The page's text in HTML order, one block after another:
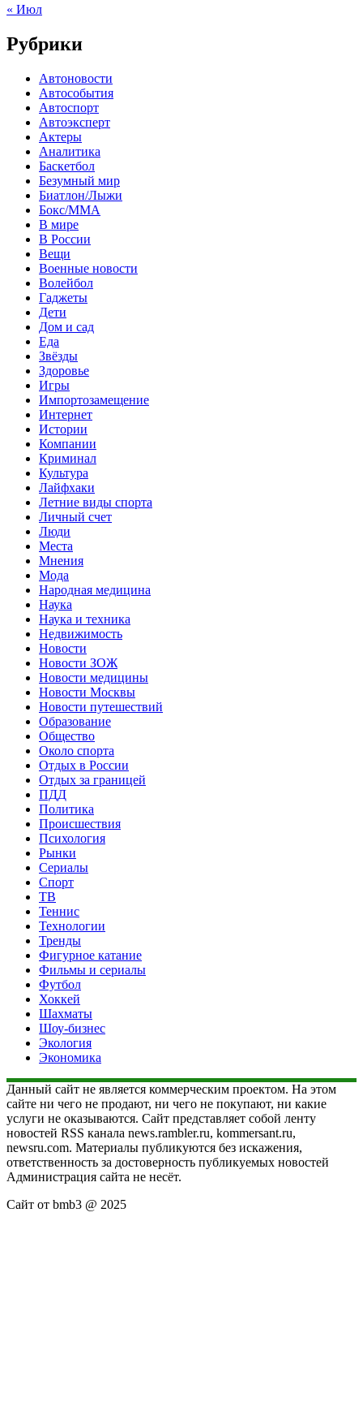
« Июл
Рубрики
Автоновости
Автособытия
Автоспорт
Автоэксперт
Актеры
Аналитика
Баскетбол
Безумный мир
Биатлон/Лыжи
Бокс/MMA
В мире
В России
Вещи
Военные новости
Волейбол
Гаджеты
Дети
Дом и сад
Еда
Звёзды
Здоровье
Игры
Импортозамещение
Интернет
Истории
Компании
Криминал
Культура
Лайфхаки
Летние виды спорта
Личный счет
Люди
Места
Мнения
Мода
Народная медицина
Наука
Наука и техника
Недвижимость
Новости
Новости ЗОЖ
Новости медицины
Новости Москвы
Новости путешествий
Образование
Общество
Около спорта
Отдых в России
Отдых за границей
ПДД
Политика
Происшествия
Психология
Рынки
Сериалы
Спорт
ТВ
Теннис
Технологии
Тренды
Фигурное катание
Фильмы и сериалы
Футбол
Хоккей
Шахматы
Шоу-бизнес
Экология
Экономика
Данный сайт не является коммерческим проектом. На этом
сайте ни чего не продают, ни чего не покупают, ни какие
услуги не оказываются. Сайт представляет собой ленту
новостей RSS канала news.rambler.ru, kommersant.ru,
newsru.com. Материалы публикуются без искажения,
ответственность за достоверность публикуемых новостей
Администрация сайта не несёт.
Сайт от bmb3 @ 2025